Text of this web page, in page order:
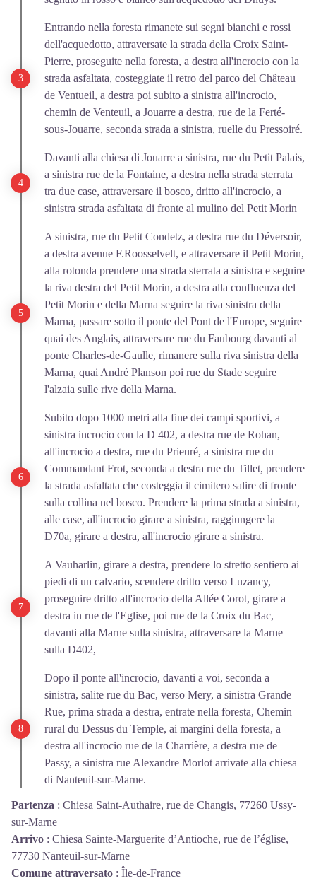
Entrando nella foresta rimanete sui segni bianchi e rossi
dell'acquedotto, attraversate la strada della Croix Saint-
Pierre, proseguite nella foresta, a destra all'incrocio con la
strada asfaltata, costeggiate il retro del parco del Château
de Ventueil, a destra poi subito a sinistra all'incrocio,
chemin de Venteuil, a Jouarre a destra, rue de la Ferté-
sous-Jouarre, seconda strada a sinistra, ruelle du Pressoiré.
Davanti alla chiesa di Jouarre a sinistra, rue du Petit Palais,
a sinistra rue de la Fontaine, a destra nella strada sterrata
tra due case, attraversare il bosco, dritto all'incrocio, a
sinistra strada asfaltata di fronte al mulino del Petit Morin
A sinistra, rue du Petit Condetz, a destra rue du Déversoir,
a destra avenue F.Roosselvelt, e attraversare il Petit Morin,
alla rotonda prendere una strada sterrata a sinistra e seguire
la riva destra del Petit Morin, a destra alla confluenza del
Petit Morin e della Marna seguire la riva sinistra della
Marna, passare sotto il ponte del Pont de l'Europe, seguire
quai des Anglais, attraversare rue du Faubourg davanti al
ponte Charles-de-Gaulle, rimanere sulla riva sinistra della
Marna, quai André Planson poi rue du Stade seguire
l'alzaia sulle rive della Marna.
Subito dopo 1000 metri alla fine dei campi sportivi, a
sinistra incrocio con la D 402, a destra rue de Rohan,
all'incrocio a destra, rue du Prieuré, a sinistra rue du
Commandant Frot, seconda a destra rue du Tillet, prendere
la strada asfaltata che costeggia il cimitero salire di fronte
sulla collina nel bosco. Prendere la prima strada a sinistra,
alle case, all'incrocio girare a sinistra, raggiungere la
D70a, girare a destra, all'incrocio girare a sinistra.
A Vauharlin, girare a destra, prendere lo stretto sentiero ai
piedi di un calvario, scendere dritto verso Luzancy,
proseguire dritto all'incrocio della Allée Corot, girare a
destra in rue de l'Eglise, poi rue de la Croix du Bac,
davanti alla Marne sulla sinistra, attraversare la Marne
sulla D402,
Dopo il ponte all'incrocio, davanti a voi, seconda a
sinistra, salite rue du Bac, verso Mery, a sinistra Grande
Rue, prima strada a destra, entrate nella foresta, Chemin
rural du Dessus du Temple, ai margini della foresta, a
destra all'incrocio rue de la Charrière, a destra rue de
Passy, a sinistra rue Alexandre Morlot arrivate alla chiesa
di Nanteuil-sur-Marne.
Partenza : Chiesa Saint-Authaire, rue de Changis, 77260 Ussy-
sur-Marne
Arrivo : Chiesa Sainte-Marguerite d’Antioche, rue de l’église,
77730 Nanteuil-sur-Marne
Comune attraversato : Île-de-France